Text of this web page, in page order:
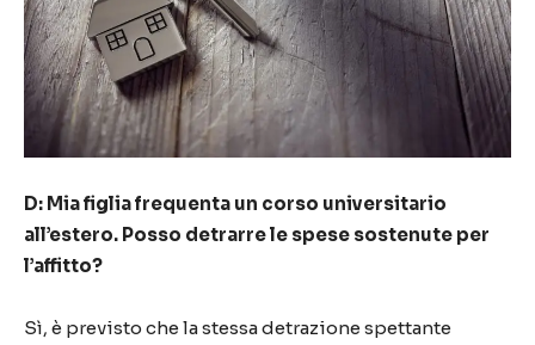
D: Mia figlia frequenta un corso universitario
all’estero. Posso detrarre le spese sostenute per
l’affitto?
Sì, è previsto che la stessa detrazione spettante